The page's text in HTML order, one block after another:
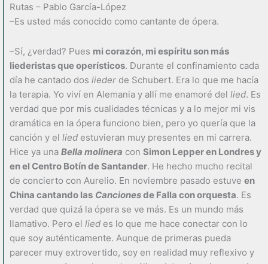
Rutas – Pablo García-López
–Es usted más conocido como cantante de ópera.
–Sí, ¿verdad? Pues mi corazón, mi espíritu son más
liederistas que operísticos. Durante el confinamiento cada
día he cantado dos lieder de Schubert. Era lo que me hacía
la terapia. Yo viví en Alemania y allí me enamoré del lied. Es
verdad que por mis cualidades técnicas y a lo mejor mi vis
dramática en la ópera funciono bien, pero yo quería que la
canción y el lied estuvieran muy presentes en mi carrera.
Hice ya una Bella molinera con Simon Lepper en Londres y
en el Centro Botín de Santander. He hecho mucho recital
de concierto con Aurelio. En noviembre pasado estuve en
China cantando las Cancionesde Falla con orquesta. Es
verdad que quizá la ópera se ve más. Es un mundo más
llamativo. Pero el lied es lo que me hace conectar con lo
que soy auténticamente. Aunque de primeras pueda
parecer muy extrovertido, soy en realidad muy reflexivo y